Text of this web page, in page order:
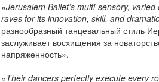
«Jerusalem Ballet’s multi-sensory,
raves for its innovation, skill, and
разнообразный танцевальный стиль
заслуживает восхищения за
напряженность».
«Their dancers perfectly execute every